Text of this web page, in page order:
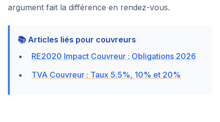
argument fait la différence en rendez-vous.
📚 Articles liés pour couvreurs
RE2020 Impact Couvreur : Obligations 2026
TVA Couvreur : Taux 5.5%, 10% et 20%